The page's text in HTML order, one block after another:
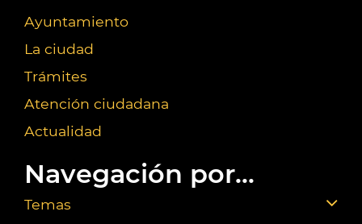
Ayuntamiento
La ciudad
Trámites
Atención ciudadana
Actualidad
Navegación por...
Temas